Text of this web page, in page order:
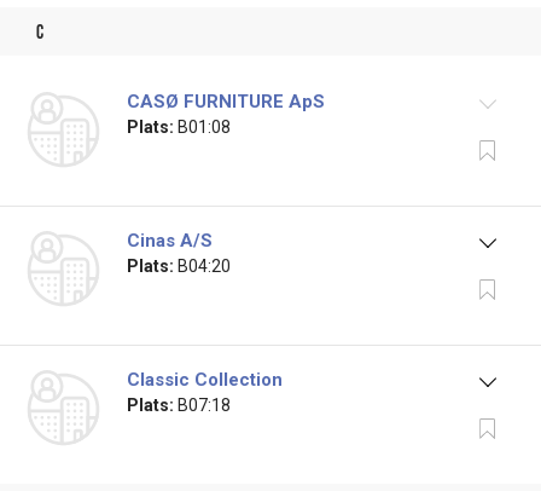
c
CASØ FURNITURE ApS
Plats: B01:08
Cinas A/S
Plats: B04:20
Classic Collection
Plats: B07:18